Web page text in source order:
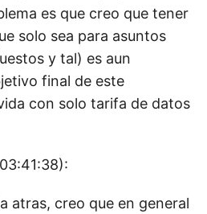
es que creo que tener
solo sea para asuntos
y tal) es aun
final de este
con solo tarifa de datos
atras, creo que en general